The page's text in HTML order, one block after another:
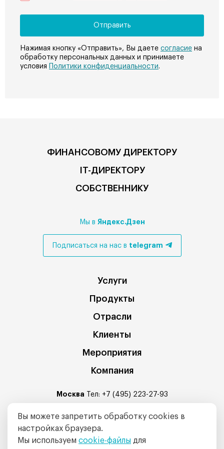
Нажимая кнопку «Отправить», Вы даете согласие на
обработку персональных данных и принимаете
условия
Политики конфиденциальности.
ФИНАНСОВОМУ ДИРЕКТОРУ
IT-ДИРЕКТОРУ
СОБСТВЕННИКУ
Мы в Яндекс.Дзен
Подписаться на нас в telegram
Услуги
Продукты
Отрасли
Клиенты
Мероприятия
Компания
Москва Тел: +7 (495) 223-27-93
Санкт-Петербург
: Средний проспект В.О. 88А, БЦ Балтис
Центр офис № 320
Тел:+7 (812) 335-04-88
Вы можете запретить обработку cookies в
настройках браузера.
Мы используем cookie-файлы для